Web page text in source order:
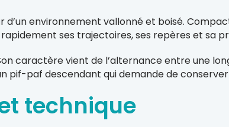
d’un environnement vallonné et boisé.
ses trajectoires, ses repères et sa
caractère vient de l’alternance entre une
pif-paf descendant qui demande de
technique